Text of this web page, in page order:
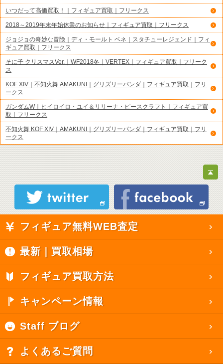
いつだって高価買取！｜フィギュア買取｜フリークス
2018～2019年末年始休業のお知らせ｜フィギュア買取｜フリークス
ジョジョの奇妙な冒険｜ディ・モールト ベネ｜スタチューレジェンド｜フィ
ギュア買取｜フリークス
そに子 クリスマスVer.｜WF2018冬｜VERTEX｜フィギュア買取｜フリーク
ス
KOF XIV｜不知火舞 AMAKUNI｜グリズリーパンダ｜フィギュア買取｜フリ
ークス
ガンダムW｜ヒイロイロ・ユイ＆リリーナ・ピースクラフト｜フィギュア買
取｜フリークス
不知火舞 KOF XIV｜AMAKUNI｜グリズリーパンダ｜フィギュア買取｜フリ
ークス
フィギュア無料WEB査定
最新｜買取相場
フィギュア買取方法
キャンペーン情報
Staff ブログ
よくあるご質問